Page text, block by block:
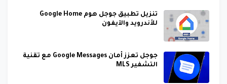
تنزيل تطبيق جوجل هوم Google Home
للأندرويد والآيفون
جوجل تعزز أمان Google Messages مع تقنية
التشفير MLS